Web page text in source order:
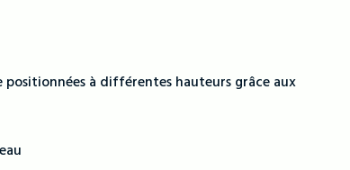
à différentes hauteurs grâce aux